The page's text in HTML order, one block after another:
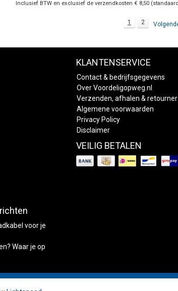
Inclusief BTW en exclusief de verzendkosten € 8,50
1 2
voor je
Waar je op
KLANTENSERVICE
Contact & bedrijfsgegevens
Over Voordeligopweg.nl
Verzenden, afhalen &
Algemene voorwaarden
Privacy Policy
Disclaimer
VEILIG BETALEN